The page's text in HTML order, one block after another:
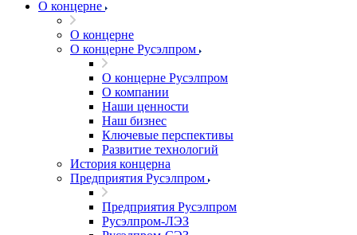
О концерне
О концерне
О концерне Русэлпром
О концерне Русэлпром
О компании
Наши ценности
Наш бизнес
Ключевые перспективы
Развитие технологий
История концерна
Предприятия Русэлпром
Предприятия Русэлпром
Русэлпром-ЛЭЗ